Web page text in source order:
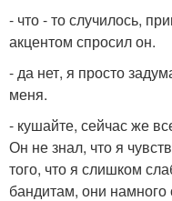
- что - то случилось,
акцентом спросил он.
- да нет, я просто
меня.
- кушайте, сейчас же
Он не знал, что я
того, что я слишком
бандитам, они